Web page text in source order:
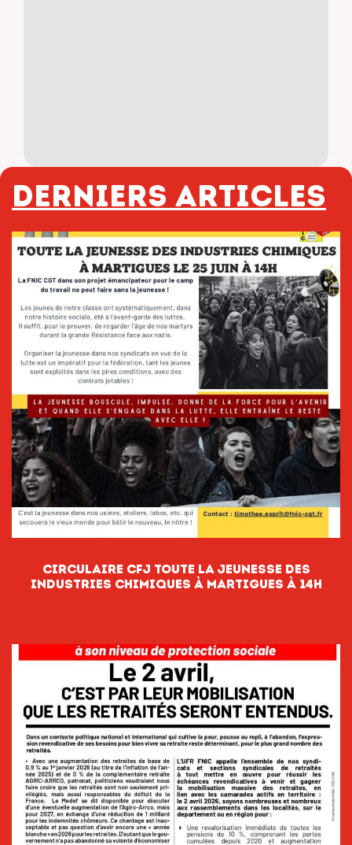
Derniers articles
CIRCULAIRE CFJ TOUTE LA JEUNESSE DES
INDUSTRIES CHIMIQUES À MARTIGUES À 14H